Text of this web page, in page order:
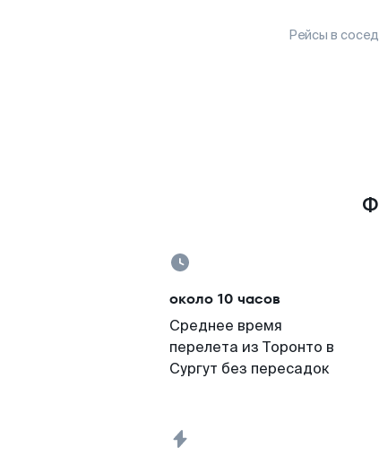
Рейсы в
около 10 часов
Среднее время
перелета из Торонто в
Сургут без пересадок